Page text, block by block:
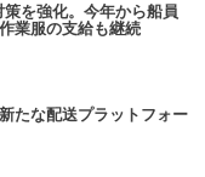
を強化。今年から船員
業服の支給も継続
たな配送プラットフォー